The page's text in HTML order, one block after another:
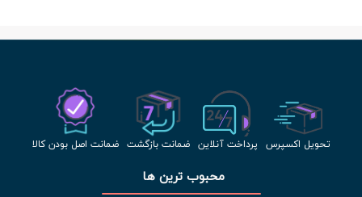
تحویل اکسپرس پرداخت آنلاین ضمانت بازگشت ضمانت اصل بودن کالا
محبوب ترین ها